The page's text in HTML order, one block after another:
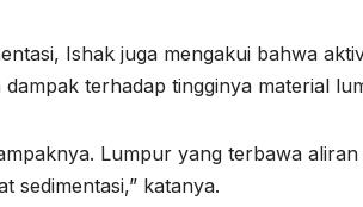
Ishak juga mengakui bahwa
dampak terhadap tingginya material
Lumpur yang terbawa
sedimentasi,” katanya.